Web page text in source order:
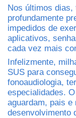
Nos últimos dias,
profundamente
impedidos de
aplicativos,
cada vez mais
Infelizmente,
SUS para
fonoaudiologia,
especialidades.
aguardam, pais
desenvolvimento